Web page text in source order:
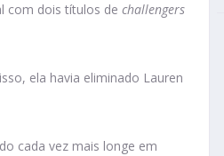
com dois títulos de challengers
ela havia eliminado Lauren
cada vez mais longe em